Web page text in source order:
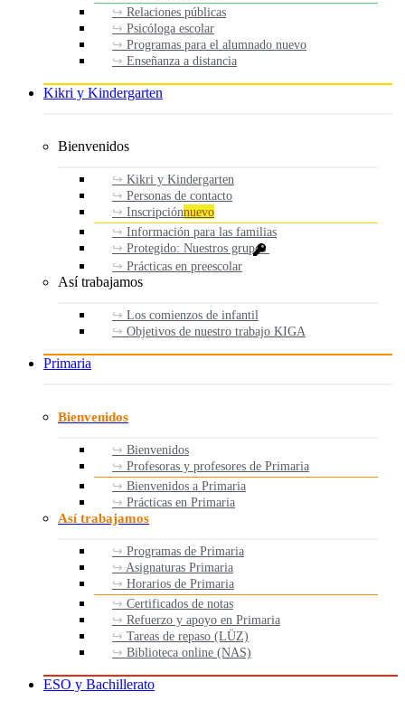
Relaciones públicas
Psicóloga escolar
Programas para el alumnado nuevo
Enseñanza a distancia
Kikri y Kindergarten
Bienvenidos
Kikri y Kindergarten
Personas de contacto
Inscripciónnuevo
Información para las familias
Protegido: Nuestros grupos
Prácticas en preescolar
Así trabajamos
Los comienzos de infantil
Objetivos de nuestro trabajo KIGA
Primaria
Bienvenidos
Bienvenidos
Profesoras y profesores de Primaria
Bienvenidos a Primaria
Prácticas en Primaria
Así trabajamos
Programas de Primaria
Asignaturas Primaria
Horarios de Primaria
Certificados de notas
Refuerzo y apoyo en Primaria
Tareas de repaso (LÜZ)
Biblioteca online (NAS)
ESO y Bachillerato